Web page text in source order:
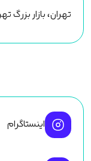
تهران، بازار بزرگ
اینستاگرام